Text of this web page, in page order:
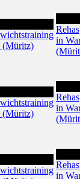
(Müritz)
in
(Müritz)
in
in